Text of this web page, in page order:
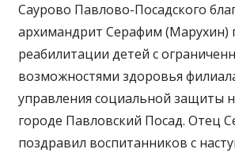
Саурово Павлово-Посадского
архимандрит Серафим (Марухин)
реабилитации детей с
возможностями здоровья
управления социальной защиты
городе Павловский Посад. Отец
поздравил воспитанников с